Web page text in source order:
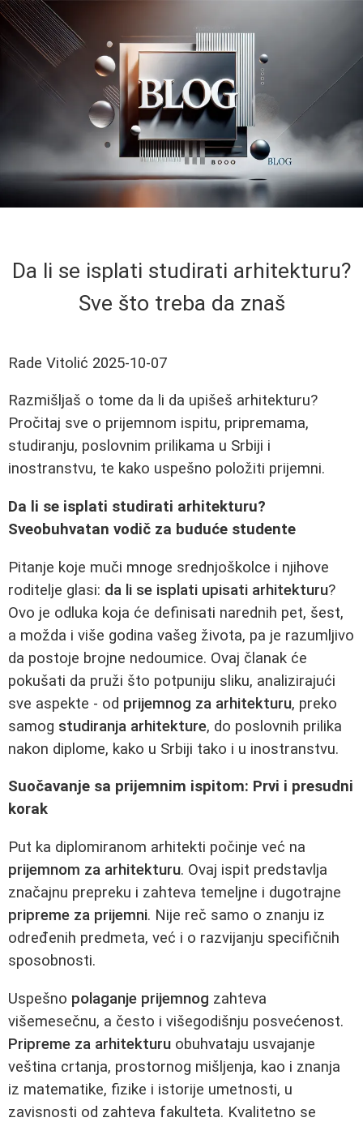
Da li se isplati studirati arhitekturu?
Sve što treba da znaš
Rade Vitolić 2025-10-07
Razmišljaš o tome da li da upišeš arhitekturu?
Pročitaj sve o prijemnom ispitu, pripremama,
studiranju, poslovnim prilikama u Srbiji i
inostranstvu, te kako uspešno položiti prijemni.
Da li se isplati studirati arhitekturu?
Sveobuhvatan vodič za buduće studente
Pitanje koje muči mnoge srednjoškolce i njihove
roditelje glasi: da li se isplati upisati arhitekturu?
Ovo je odluka koja će definisati narednih pet, šest,
a možda i više godina vašeg života, pa je razumljivo
da postoje brojne nedoumice. Ovaj članak će
pokušati da pruži što potpuniju sliku, analizirajući
sve aspekte - od prijemnog za arhitekturu, preko
samog studiranja arhitekture, do poslovnih prilika
nakon diplome, kako u Srbiji tako i u inostranstvu.
Suočavanje sa prijemnim ispitom: Prvi i presudni
korak
Put ka diplomiranom arhitekti počinje već na
prijemnom za arhitekturu. Ovaj ispit predstavlja
značajnu prepreku i zahteva temeljne i dugotrajne
pripreme za prijemni. Nije reč samo o znanju iz
određenih predmeta, već i o razvijanju specifičnih
sposobnosti.
Uspešno polaganje prijemnog zahteva
višemesečnu, a često i višegodišnju posvećenost.
Pripreme za arhitekturu obuhvataju usvajanje
veština crtanja, prostornog mišljenja, kao i znanja
iz matematike, fizike i istorije umetnosti, u
zavisnosti od zahteva fakulteta. Kvalitetno se